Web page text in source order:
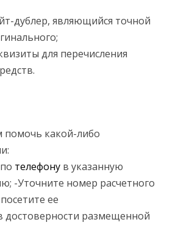
дублер, являющийся точной
для перечисления
помочь какой-либо
телефону в указанную
-Уточните номер расчетного
ее
достоверности размещенной